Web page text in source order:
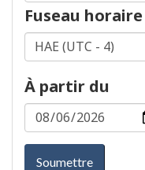
Fuseau horaire
À partir du
Soumettre